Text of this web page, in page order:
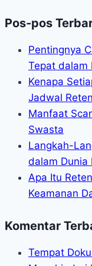
Pos-pos
Pentingnya
Tepat dalam
Kenapa
Jadwal
Manfaat
Swasta
Langkah-
dalam Dunia
Apa Itu
Keamanan
Komentar
Tempat